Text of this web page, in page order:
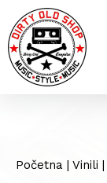
Početna | Vinili |